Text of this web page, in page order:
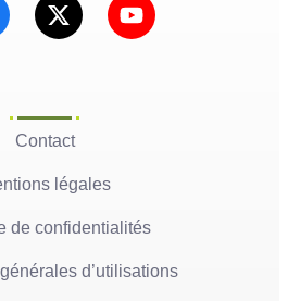
Contact
légales
de confidentialités
d’utilisations